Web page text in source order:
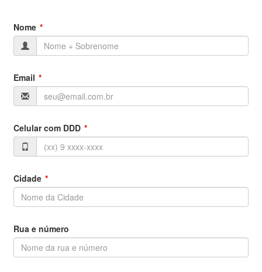
Nome
Email
Celular com DDD
Cidade
Rua e número